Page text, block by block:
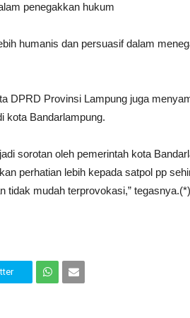
penegakkan hukum
humanis dan persuasif dalam
DPRD Provinsi Lampung juga
kota Bandarlampung.
sorotan oleh pemerintah kota
perhatian lebih kepada satpol pp
tidak mudah terprovokasi,” tegasnya.(*)